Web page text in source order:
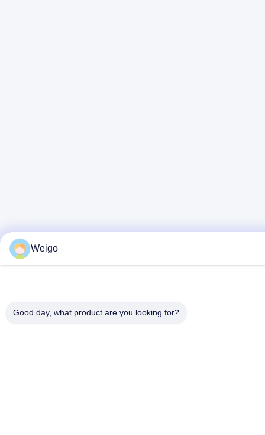
Weigo
Good day, what product are you looking for?